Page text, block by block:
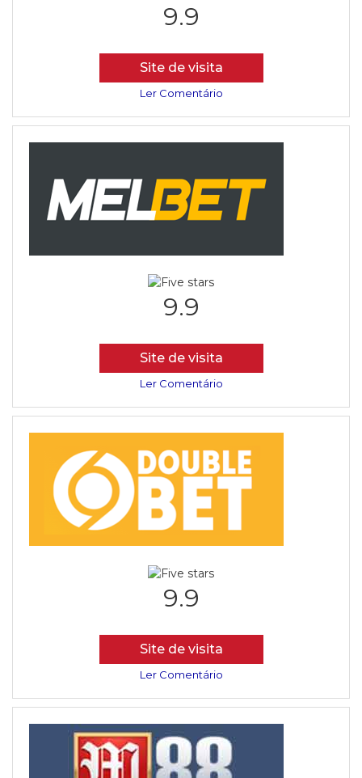
9.9
Site de visita
Ler Comentário
9.9
Site de visita
Ler Comentário
9.9
Site de visita
Ler Comentário